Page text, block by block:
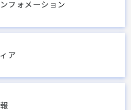
フォメーション
ア